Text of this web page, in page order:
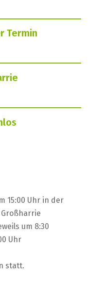
Termin
15:00 Uhr in der
Großharrie
um 8:30
Uhr
statt.